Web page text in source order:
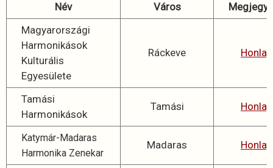
Név Város
Magyarországi
Harmonikások
Kulturális
Egyesülete
Ráckeve Honlap
Tamási
Harmonikások
Tamási Honlap
Katymár-Madaras
Harmonika Zenekar
Madaras Honlap